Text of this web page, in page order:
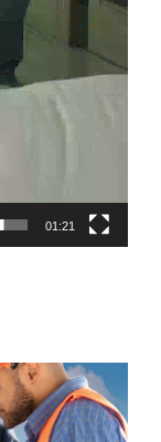
01:21